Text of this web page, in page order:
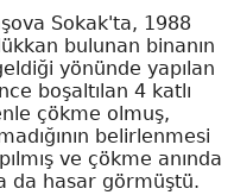
Sokak'ta, 1988
bulunan binanın
yönünde yapılan
boşaltılan 4 katlı
çökme olmuş,
belirlenmesi
ve çökme anında
da hasar görmüştü.